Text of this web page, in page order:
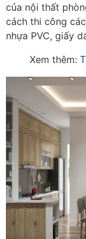
của nội thất
cách thi công
nhựa PVC, giấy
Xem thêm: